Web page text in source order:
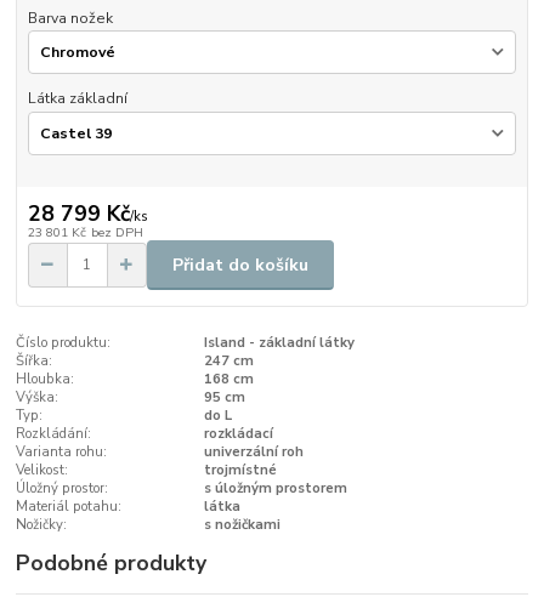
Barva nožek
Látka základní
28 799 Kč/ks
23 801 Kč bez DPH
Přidat do košíku
Číslo produktu:
Island - základní látky
Šířka:
247 cm
Hloubka:
168 cm
Výška:
95 cm
Typ:
do L
Rozkládání:
rozkládací
Varianta rohu:
univerzální roh
Velikost:
trojmístné
Úložný prostor:
s úložným prostorem
Materiál potahu:
látka
Nožičky:
s nožičkami
Podobné produkty